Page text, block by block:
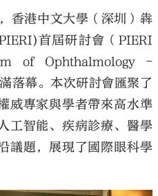
香港中文大學（深圳）犇
首屆研討會（PIERI
of Ophthalmology -
落幕。本次研討會匯聚了
威專家與學者帶來高水準
工智能、疾病診療、醫學
議題，展現了國際眼科學